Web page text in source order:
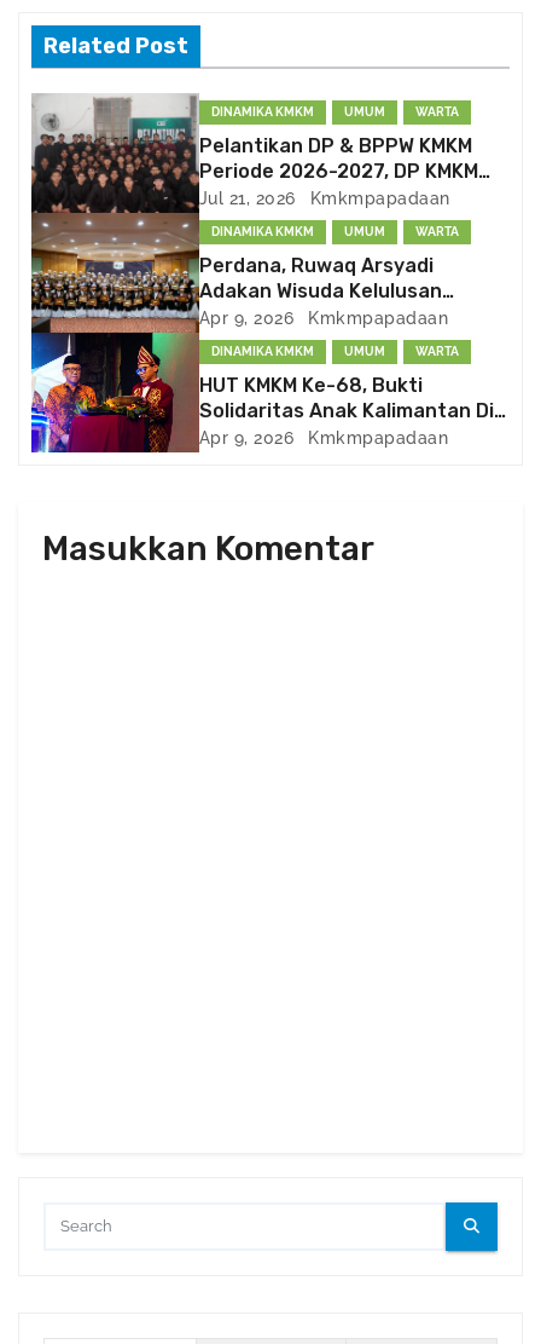
t
n
a
v
i
g
a
t
n
Related Post
DINAMIKA KMKM UMUM WARTA
Pelantikan DP & BPPW KMKM
Periode 2026-2027, DP KMKM
Bentuk Divisi PSDM dan
Kema’had-an
Jul 21, 2026 Kmkmpapadaan
DINAMIKA KMKM UMUM WARTA
Perdana, Ruwaq Arsyadi
Adakan Wisuda Kelulusan
Peserta
Apr 9, 2026 Kmkmpapadaan
DINAMIKA KMKM UMUM WARTA
HUT KMKM Ke-68, Bukti
Solidaritas Anak Kalimantan Di
Negeri Perantauan
Apr 9, 2026 Kmkmpapadaan
Masukkan Komentar